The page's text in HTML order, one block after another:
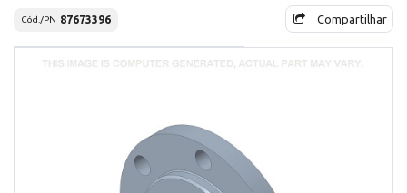
Cód./PN 87673396 Compartilhar